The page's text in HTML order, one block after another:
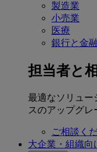
製造業
小売業
医療
銀行と金融
担当者と
最適なソリュー
スのアップグレ
ご相談く
大企業・組織向